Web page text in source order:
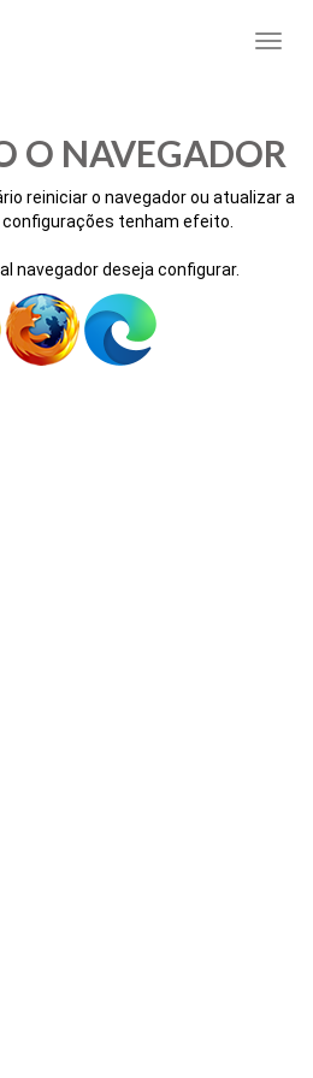
O NAVEGADOR
reiniciar o navegador ou atualizar a
tenham efeito.
navegador deseja configurar.